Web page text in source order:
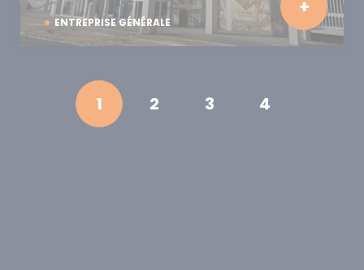
ENTREPRISE GÉNÉRALE
1 2 3 4